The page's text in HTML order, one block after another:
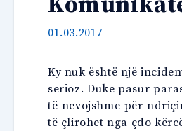
01.03.2017
Ky nuk është një
serioz. Duke pasur
të nevojshme për
të çlirohet nga çdo